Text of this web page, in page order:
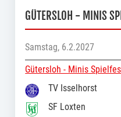
GÜTERSLOH - MINIS
Samstag, 6.2.2027
Gütersloh - Minis
TV Isselhorst
SF Loxten